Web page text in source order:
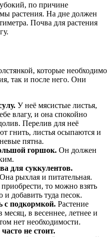
по причине
растения. На дне должен
Почва для растения
которые необходимо
так и после него. Они
У неё мясистые листья,
влагу, и она спокойно
Перелив для неё
гнить, листья осыпаются и
пятна.
горшок. Он должен
для суккулентов.
рыхлая и питательная.
то можно взять
добавить туда песок.
с подкормкой. Растение
месяц, в весеннее, летнее и
нет необходимости.
не стоит.